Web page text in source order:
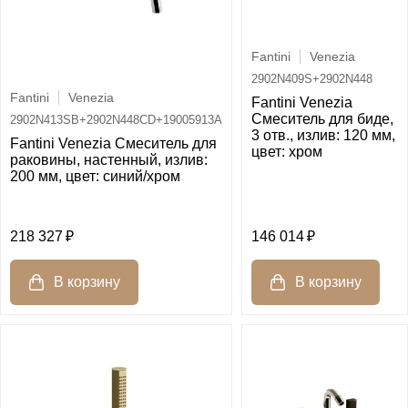
Fantini Venezia
2902N413SB+2902N448CD+19005913A
Fantini Venezia Смеситель для
раковины, настенный, излив:
200 мм, цвет: синий/хром
218 327
Fantini Venezia
2902N409S+2902N448
Fantini Venezia
Смеситель для биде,
3 отв., излив: 120 мм,
цвет: хром
146 014